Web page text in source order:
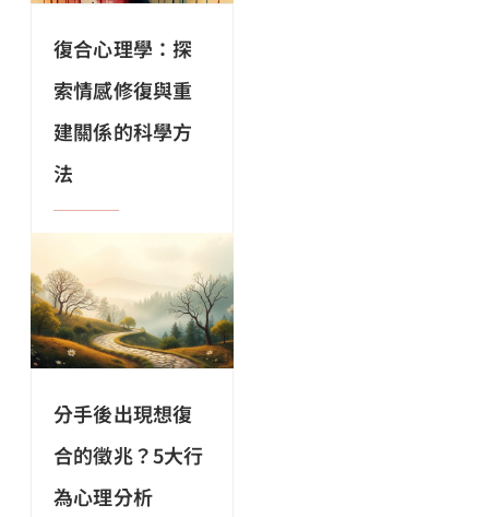
復合心理學：探
索情感修復與重
建關係的科學方
法
分手後出現想復
合的徵兆？5大行
為心理分析